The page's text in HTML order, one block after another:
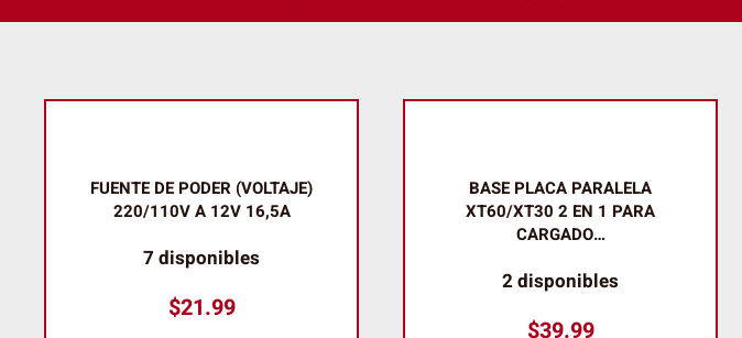
FUENTE DE PODER (VOLTAJE)
220/110V A 12V 16,5A
7 disponibles
$21.99
BASE PLACA PARALELA
XT60/XT30 2 EN 1 PARA
CARGADO…
2 disponibles
$39.99